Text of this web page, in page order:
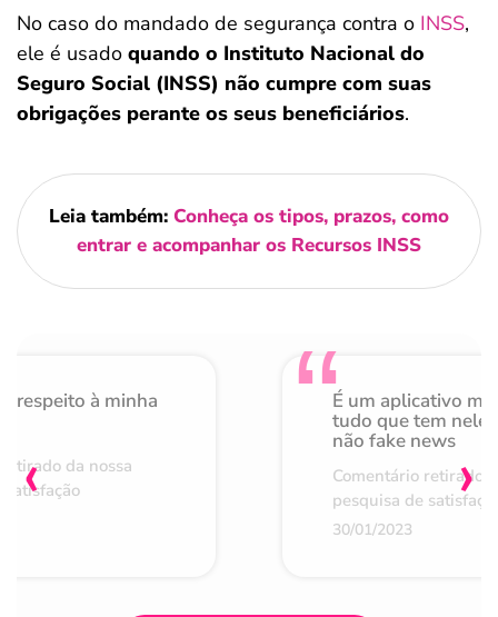
No caso do mandado de segurança contra o INSS,
ele é usado quando o Instituto Nacional do
Seguro Social (INSS) não cumpre com suas
obrigações perante os seus beneficiários.
Leia também: Conheça os tipos, prazos, como
entrar e acompanhar os Recursos INSS
respeito à minha
da nossa
É um aplicativo
tudo que tem nele
não fake news
Comentário retirado
pesquisa de
30/01/2023
‹ ›